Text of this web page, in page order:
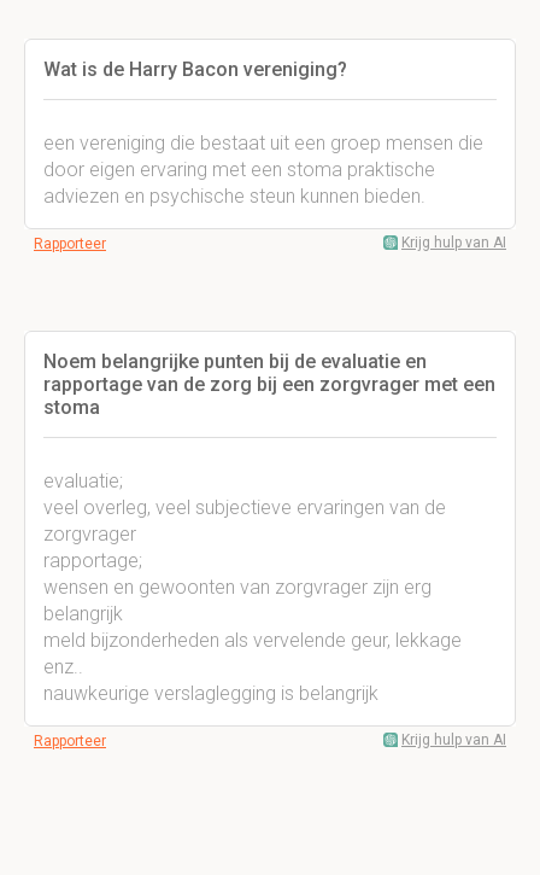
Wat is de Harry Bacon vereniging?
een vereniging die bestaat uit een groep mensen die
door eigen ervaring met een stoma praktische
adviezen en psychische steun kunnen bieden.
Rapporteer Krijg hulp van AI
Noem belangrijke punten bij de evaluatie en
rapportage van de zorg bij een zorgvrager met een
stoma
evaluatie;
veel overleg, veel subjectieve ervaringen van de
zorgvrager
rapportage;
wensen en gewoonten van zorgvrager zijn erg
belangrijk
meld bijzonderheden als vervelende geur, lekkage
enz..
nauwkeurige verslaglegging is belangrijk
Rapporteer Krijg hulp van AI